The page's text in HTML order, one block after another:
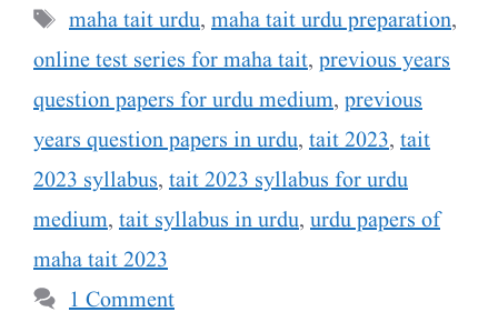
Tags
maha tait urdu, maha tait urdu preparation,
online test series for maha tait, previous years
question papers for urdu medium, previous
years question papers in urdu, tait 2023, tait
2023 syllabus, tait 2023 syllabus for urdu
medium, tait syllabus in urdu, urdu papers of
maha tait 2023
1 Comment